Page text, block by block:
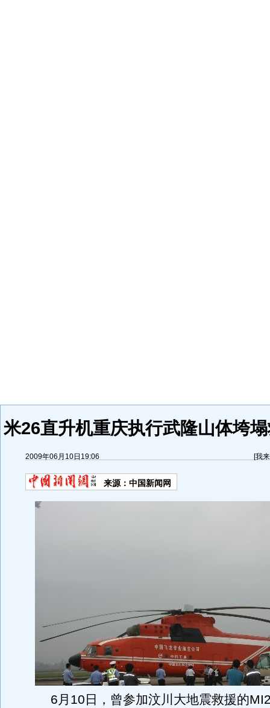
米26直升机重庆执行武隆山体垮
2009年06月10日19:06 [我
来源： 中国新闻网
6月10日，曾参加汶川大地震救援的